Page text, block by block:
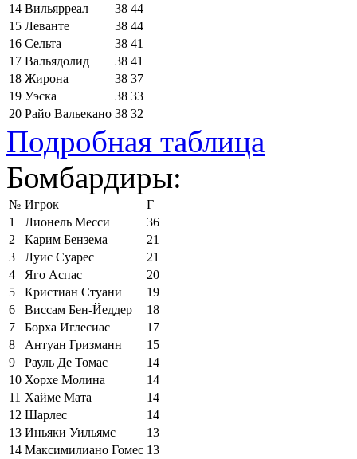
14 Вильярреал 38 44
15 Леванте 38 44
16 Сельта 38 41
17 Вальядолид 38 41
18 Жирона 38 37
19 Уэска 38 33
20 Райо Вальекано 38 32
Подробная таблица
Бомбардиры:
№ Игрок
Г
1
Лионель Месси
36
2
Карим Бензема
21
3
Луис Суарес
21
4
Яго Аспас
20
5
Кристиан Стуани
19
6
Виссам Бен-Йеддер
18
7
Борха Иглесиас
17
8
Антуан Гризманн
15
9
Рауль Де Томас
14
10 Хорхе Молина
14
11 Хайме Мата
14
12 Шарлес
14
13 Иньяки Уильямс
13
14 Максимилиано Гомес 13